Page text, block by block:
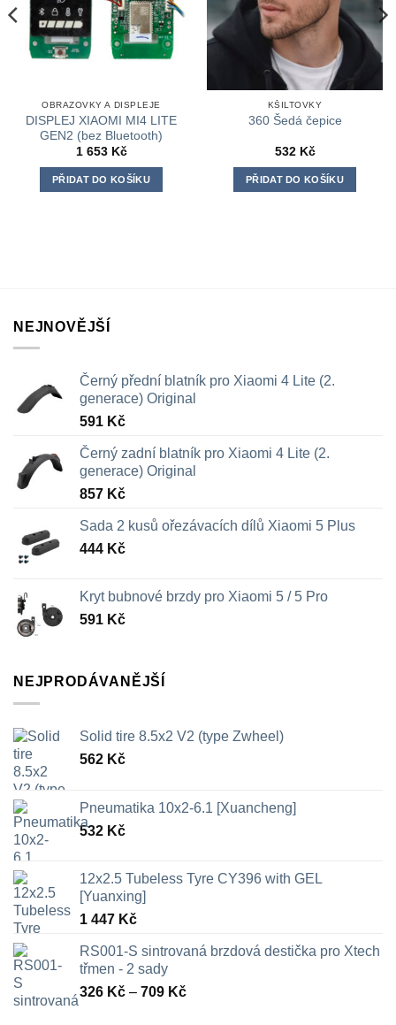
OBRAZOVKY A DISPLEJE
DISPLEJ XIAOMI MI4 LITE
GEN2 (bez Bluetooth)
1 653 Kč
PŘIDAT DO KOŠÍKU
KŠILTOVKY
360 Šedá čepice
532 Kč
PŘIDAT DO KOŠÍKU
NEJNOVĚJŠÍ
Černý přední blatník pro Xiaomi 4 Lite (2.
generace) Original
591 Kč
Černý zadní blatník pro Xiaomi 4 Lite (2.
generace) Original
857 Kč
Sada 2 kusů ořezávacích dílů Xiaomi 5 Plus
444 Kč
Kryt bubnové brzdy pro Xiaomi 5 / 5 Pro
591 Kč
NEJPRODÁVANĚJŠÍ
Solid tire 8.5x2 V2 (type Zwheel)
562 Kč
Pneumatika 10x2-6.1 [Xuancheng]
532 Kč
12x2.5 Tubeless Tyre CY396 with GEL
[Yuanxing]
1 447 Kč
RS001-S sintrovaná brzdová destička pro Xtech
třmen - 2 sady
326 Kč – 709 KčRozpětí